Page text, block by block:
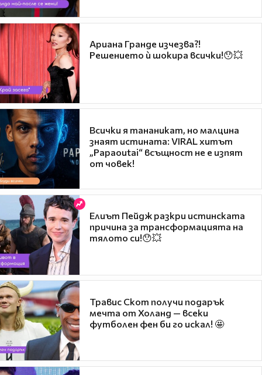
Ариана Гранде изчезва?!
Решението ѝ шокира всички!😯💥
Всички я тананикат, но малцина
знаят истината: VIRAL хитът
„Papaoutai“ всъщност не е изпят
от човек!
Елиът Пейдж разкри истинската
причина за трансформацията на
тялото си!😯💥
Травис Скот получи подарък
мечта от Холанд — всеки
футболен фен би го искал! 🤩